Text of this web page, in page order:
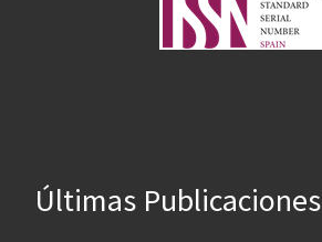
Últimas Publicaciones